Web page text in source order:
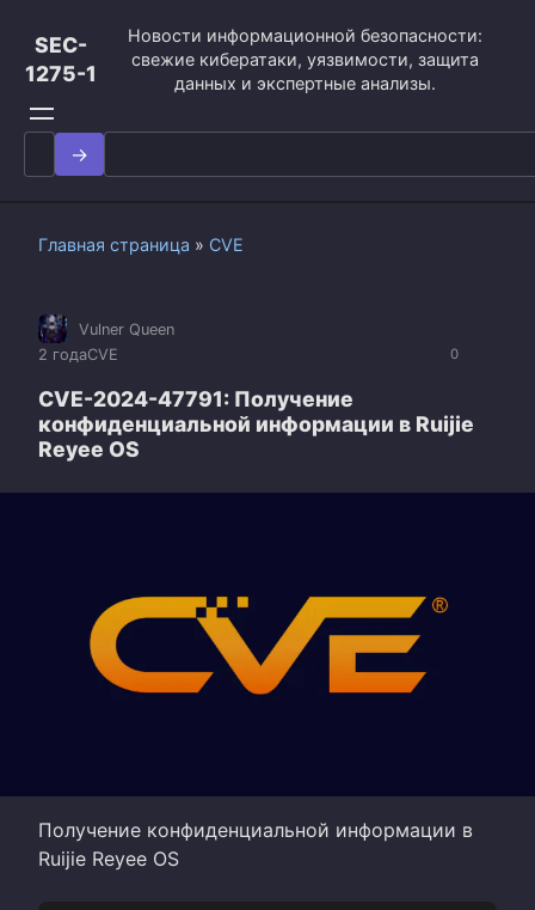
контенту
SEC-
1275-1
Новости информационной безопасности:
свежие кибератаки, уязвимости, защита
данных и экспертные анализы.
Search
for:
Главная страница » CVE
0
Vulner Queen
2 годаCVE
CVE-2024-47791: Получение
конфиденциальной информации в Ruijie
Reyee OS
Получение конфиденциальной информации в
Ruijie Reyee OS